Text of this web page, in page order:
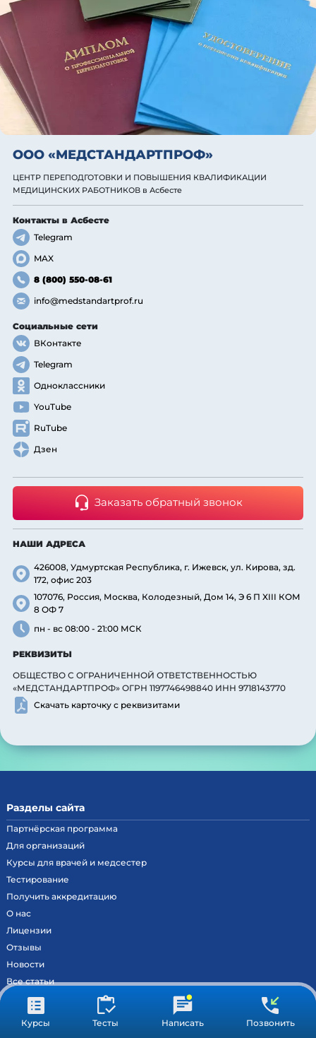
Курсы Тесты Написать Позвонить
ООО «МЕДСТАНДАРТПРОФ»
ЦЕНТР ПЕРЕПОДГОТОВКИ И ПОВЫШЕНИЯ КВАЛИФИКАЦИИ
МЕДИЦИНСКИХ РАБОТНИКОВ в Асбесте
Контакты в Асбесте
Telegram
MAX
8 (800) 550-08-61
info@medstandartprof.ru
Социальные сети
ВКонтакте
Telegram
Одноклассники
YouTube
RuTube
Дзен
Заказать обратный звонок
НАШИ АДРЕСА
426008, Удмуртская Республика, г. Ижевск, ул. Кирова, зд.
172, офис 203
107076, Россия, Москва, Колодезный, Дом 14, Э 6 П XIII КОМ
8 ОФ 7
пн - вс 08:00 - 21:00 МСК
РЕКВИЗИТЫ
ОБЩЕСТВО С ОГРАНИЧЕННОЙ ОТВЕТСТВЕННОСТЬЮ
«МЕДСТАНДАРТПРОФ» ОГРН 1197746498840 ИНН 9718143770
Скачать карточку с реквизитами
Разделы сайта
Партнёрская программа
Для организаций
Курсы для врачей и медсестер
Тестирование
Получить аккредитацию
О нас
Лицензии
Отзывы
Новости
Все статьи
Контакты
Вход на образовательный портал